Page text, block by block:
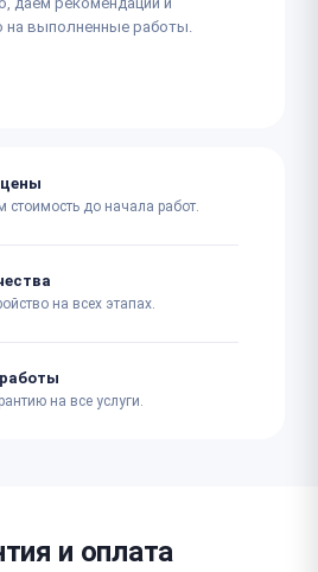
выполненные работы.
стоимость до начала работ.
на всех этапах.
на все услуги.
и оплата